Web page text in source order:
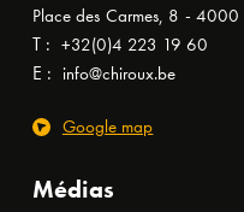
Place des Carmes, 8 - 4000
T : +32(0)4 223 19 60
E : info@chiroux.be
Google map
Médias